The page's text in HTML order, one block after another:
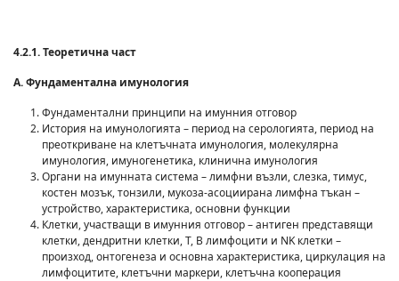
4.2.1. Теоретична част
А. Фундаментална имунология
Фундаментални принципи на имунния отговор
История на имунологията – период на серологията, период на
преоткриване на клетъчната имунология, молекулярна
имунология, имуногенетика, клинична имунология
Органи на имунната система – лимфни възли, слезка, тимус,
костен мозък, тонзили, мукоза-асоциирана лимфна тъкан –
устройство, характеристика, основни функции
Клетки, участващи в имунния отговор – антиген представящи
клетки, дендритни клетки, Т, В лимфоцити и NK клетки –
произход, онтогенеза и основна характеристика, циркулация на
лимфоцитите, клетъчни маркери, клетъчна кооперация